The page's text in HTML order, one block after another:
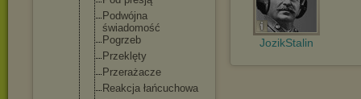
Podwójna
świadomość
Pogrzeb
Przeklęty
Przerażacze
Reakcja łańcuchowa
JozikStalin